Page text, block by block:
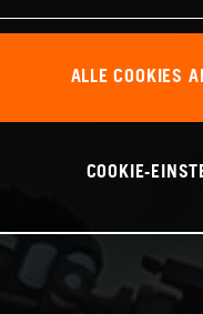
ALLE COOKIES
COOKIE-